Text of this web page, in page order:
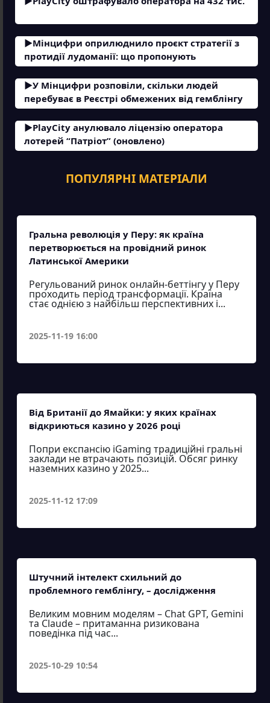
Мінцифри оприлюднило проєкт стратегії з
протидії лудоманії: що пропонують
У Мінцифри розповіли, скільки людей
перебуває в Реєстрі обмежених від гемблінгу
PlayCity анулювало ліцензію оператора
лотерей “Патріот” (оновлено)
ПОПУЛЯРНІ МАТЕРІАЛИ
Гральна революція у Перу: як країна
перетворюється на провідний ринок
Латинської Америки
Регульований ринок онлайн-беттінгу у Перу
проходить період трансформації. Країна
стає однією з найбільш перспективних і...
2025-11-19 16:00
Від Британії до Ямайки: у яких країнах
відкриються казино у 2026 році
Попри експансію iGaming традиційні гральні
заклади не втрачають позицій. Обсяг ринку
наземних казино у 2025...
2025-11-12 17:09
Штучний інтелект схильний до
проблемного гемблінгу, – дослідження
Великим мовним моделям – Chat GPT, Gemini
та Claude – притаманна ризикована
поведінка під час...
2025-10-29 10:54